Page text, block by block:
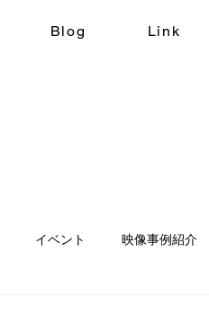
Blog Link
イベント 映像事例紹介